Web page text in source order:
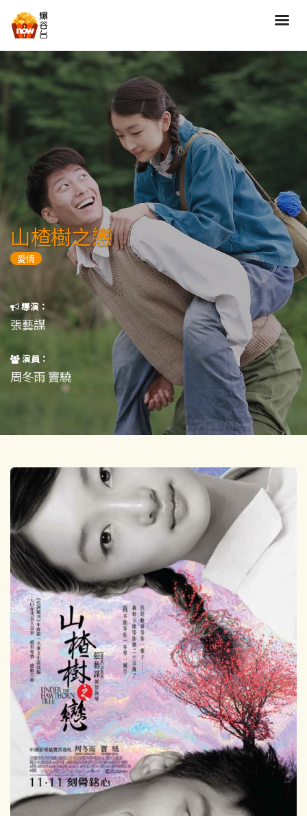
全部類型
喜劇
動作
愛情
歷險
驚慄
恐怖
科幻
奇幻
動畫
家庭
寫實紀錄
罪案
運動
特別/特輯
短片
一般
山楂樹之戀
愛情
導演：
張藝謀
演員：
周冬雨 竇驍